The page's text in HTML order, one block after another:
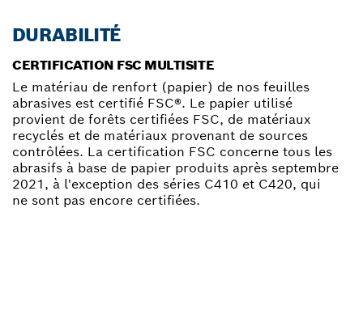
DURABILITÉ
CERTIFICATION FSC MULTISITE
Le matériau de renfort (papier) de nos feuilles
abrasives est certifié FSC®. Le papier utilisé
provient de forêts certifiées FSC, de matériaux
recyclés et de matériaux provenant de sources
contrôlées. La certification FSC concerne tous les
abrasifs à base de papier produits après septembre
2021, à l'exception des séries C410 et C420, qui
ne sont pas encore certifiées.